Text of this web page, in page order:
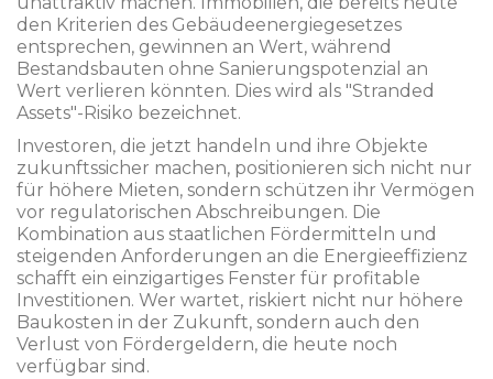
den Kriterien des Gebäudeenergiegesetzes
entsprechen, gewinnen an Wert, während
Bestandsbauten ohne Sanierungspotenzial an
Wert verlieren könnten. Dies wird als "Stranded
Assets"-Risiko bezeichnet.
Investoren, die jetzt handeln und ihre Objekte
zukunftssicher machen, positionieren sich nicht nur
für höhere Mieten, sondern schützen ihr Vermögen
vor regulatorischen Abschreibungen. Die
Kombination aus staatlichen Fördermitteln und
steigenden Anforderungen an die Energieeffizienz
schafft ein einzigartiges Fenster für profitable
Investitionen. Wer wartet, riskiert nicht nur höhere
Baukosten in der Zukunft, sondern auch den
Verlust von Fördergeldern, die heute noch
verfügbar sind.